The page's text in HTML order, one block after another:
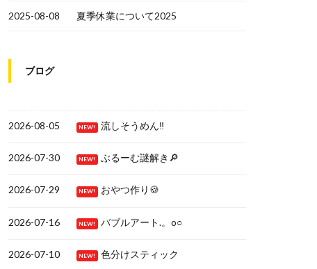
2025-08-08 夏季休業について2025
ブログ
2026-08-05 NEW! 流しそうめん‼
2026-07-30 NEW! ぶるーむ謎解き🔎
2026-07-29 NEW! おやつ作り🍪
2026-07-16 NEW! バブルアート.。o○
2026-07-10 NEW! 色分けスティック